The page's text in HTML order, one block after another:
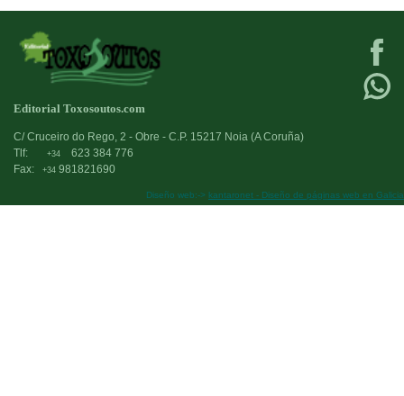
Editorial Toxosoutos.com
C/ Cruceiro do Rego, 2 - Obre - C.P. 15217 Noia (A Coruña)
Tlf:
+34
623 384 776
Fax:
+34 981821690
Diseño web:-> kantaronet - Diseño de páginas web en Galicia